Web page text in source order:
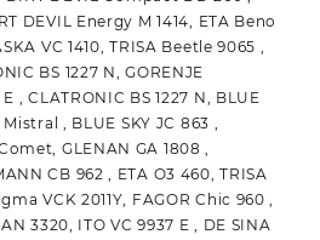
DEVIL Energy M 1414, ETA Beno
VC 1410, TRISA Beetle 9065 ,
BS 1227 N, GORENJE
E , CLATRONIC BS 1227 N, BLUE
, BLUE SKY JC 863 ,
GLENAN GA 1808 ,
CB 962 , ETA O3 460, TRISA
VCK 2011Y, FAGOR Chic 960 ,
3320, ITO VC 9937 E , DE SINA